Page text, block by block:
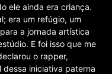
ele ainda era criança.
era um refúgio, um
a jornada artística
E foi isso que me
o rapper,
iniciativa paterna